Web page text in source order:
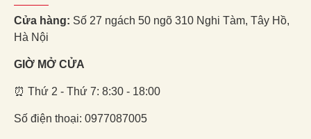
Cửa hàng: Số 27 ngách 50 ngõ 310 Nghi Tàm, Tây Hồ,
Hà Nội
GIỜ MỞ CỬA
⏰ Thứ 2 - Thứ 7: 8:30 - 18:00
Số điện thoại: 0977087005